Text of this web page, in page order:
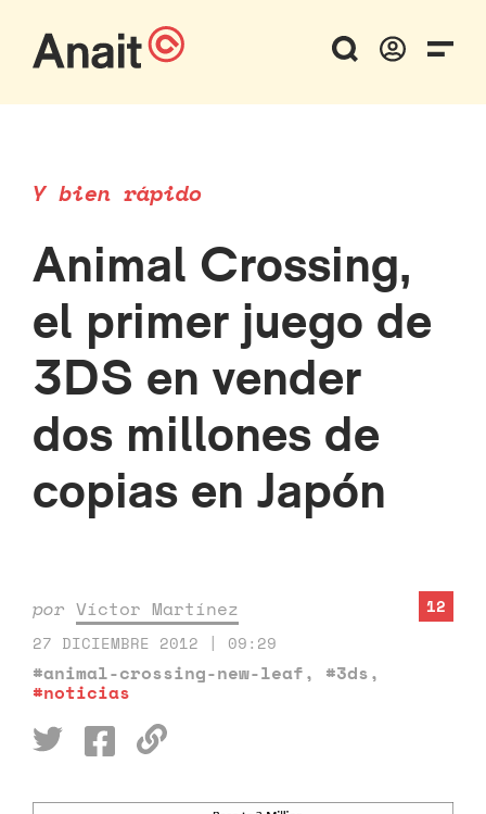
Y bien rápido
Animal Crossing,
el primer juego de
3DS en vender
dos millones de
copias en Japón
por Víctor Martínez
27 DICIEMBRE 2012 | 09:29
#animal-crossing-new-leaf, #3ds,
#noticias
12